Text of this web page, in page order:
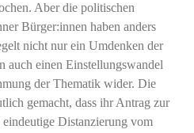
Aber die politischen
Bürger:innen haben anders
nicht nur ein Umdenken der
auch einen Einstellungswandel
der Thematik wider. Die
gemacht, dass ihr Antrag zur
Distanzierung vom